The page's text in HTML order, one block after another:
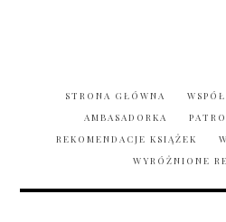
STRONA GŁÓWNA
AMBASADORKA
REKOMENDACJE KSIĄŻEK
WYRÓŻNIONE